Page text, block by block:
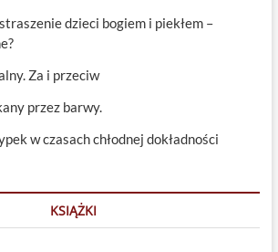
dzieci bogiem i piekłem –
Za i przeciw
przez barwy.
w czasach chłodnej dokładności
KSIĄŻKI